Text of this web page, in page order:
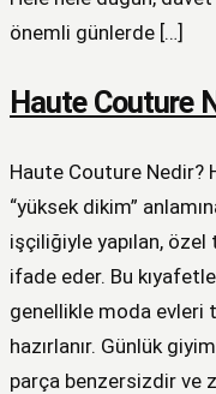
önemli günlerde […]
Haute Couture
Haute Couture Nedir?
“yüksek dikim”
işçiliğiyle yapılan, özel
ifade eder. Bu
genellikle moda evleri
hazırlanır. Günlük
parça benzersizdir ve